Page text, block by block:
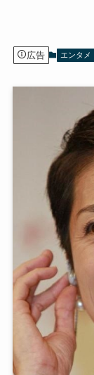
広告 エンタメ